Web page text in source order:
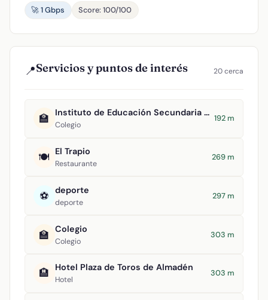
🚀 1 Gbps
Score: 100/100
📍Servicios y puntos de interés 20 cerca
🏫 Instituto de Educación Secundaria Pablo Ruiz Picasso
Colegio
192 m
🍽️ El Trapio
Restaurante
269 m
⚽ deporte
deporte
297 m
🏫 Colegio
Colegio
303 m
🏨 Hotel Plaza de Toros de Almadén
Hotel
303 m